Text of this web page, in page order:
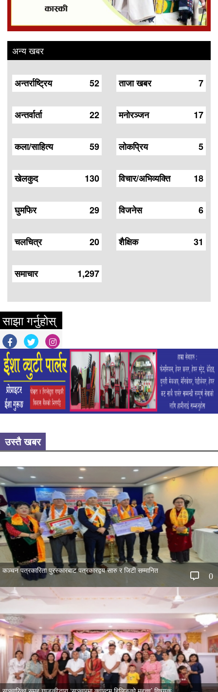
अन्य खबर
52
अन्तर्राष्ट्रिय
22
अन्तर्वार्ता
59
कला/साहित्य
130
खेलकुद
29
घुमफिर
20
चलचित्र
7
ताजा खबर
17
मनोरञ्जन
5
लोकप्रिय
18
विचार/अभिव्यक्ति
6
विजनेस
31
शैक्षिक
1,297
समाचार
साझा गर्नुहोस्
उस्तै खबर
0
कञ्चन पत्रकारिता पुरस्कारबाट पत्रकारद्वय सारु र जिटी सम्मानित